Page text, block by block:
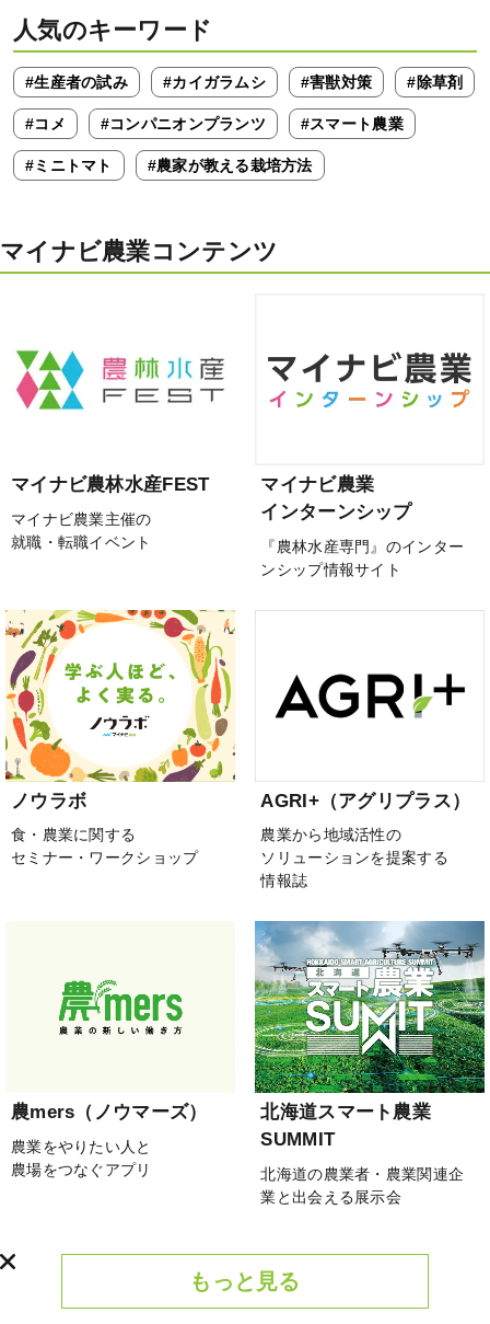
人気のキーワード
#生産者の試み #カイガラムシ #害獣対策 #除草剤
#コメ #コンパニオンプランツ #スマート農業
#ミニトマト #農家が教える栽培方法
マイナビ農業コンテンツ
マイナビ農林水産FEST
マイナビ農業主催の
就職・転職イベント
マイナビ農業
インターンシップ
『農林水産専門』のインター
ンシップ情報サイト
ノウラボ
食・農業に関する
セミナー・ワークショップ
AGRI+（アグリプラス）
農業から地域活性の
ソリューションを提案する
情報誌
農mers（ノウマーズ）
農業をやりたい人と
農場をつなぐアプリ
北海道スマート農業
SUMMIT
北海道の農業者・農業関連企
業と出会える展示会
もっと見る